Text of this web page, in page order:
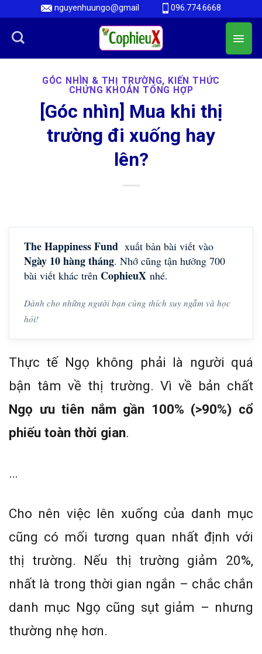
nguyenhuungo@gmail 096.774.6668
GÓC NHÌN & THỊ TRƯỜNG, KIẾN THỨC
CHỨNG KHOÁN TỔNG HỢP
[Góc nhìn] Mua khi thị
trường đi xuống hay
lên?
The Happiness Fund xuất bản bài viết vào
Ngày 10 hàng tháng. Nhớ cũng tận hưởng 700
bài viết khác trên CophieuX nhé.
Dành cho những người bạn cùng thích suy ngẫm và học
hỏi!
Thực tế Ngọ không phải là người quá
bận tâm về thị trường. Vì về bản chất
Ngọ ưu tiên nắm gần 100% (>90%) cổ
phiếu toàn thời gian.
…
Cho nên việc lên xuống của danh mục
cũng có mối tương quan nhất định với
thị trường. Nếu thị trường giảm 20%,
nhất là trong thời gian ngắn – chắc chắn
danh mục Ngọ cũng sụt giảm – nhưng
thường nhẹ hơn.